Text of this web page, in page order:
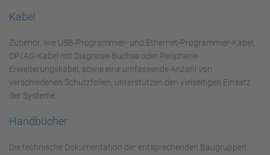
Kabel
Zubehör, wie USB-Programmier- und Ethernet-Programmier-Kabel,
OP/AG-Kabel mit Diagnose-Buchse oder Peripherie-
Erweiterungskabel, sowie eine umfassende Anzahl von
verschiedenen Schutzfolien, unterstützen den vielseitigen Einsatz
der Systeme.
Handbücher
Die technische Dokumentation der entsprechenden Baugruppen